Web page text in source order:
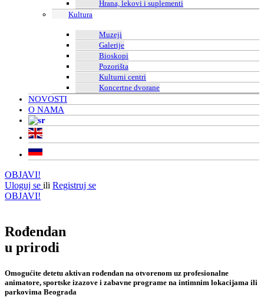
Hrana, lekovi i suplementi
Kultura
Muzeji
Galerije
Bioskopi
Pozorišta
Kulturni centri
Koncertne dvorane
NOVOSTI
O NAMA
OBJAVI!
Uloguj se ili Registruj se
OBJAVI!
Rođendan
u prirodi
Omogućite detetu aktivan rođendan na otvorenom uz profesionalne
animatore, sportske izazove i zabavne programe na intimnim lokacijama ili
parkovima Beograda